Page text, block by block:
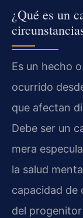
¿Qué es un
Es un hecho
ocurrido
que afectan
Debe ser un
mera
la salud
capacidad de
del